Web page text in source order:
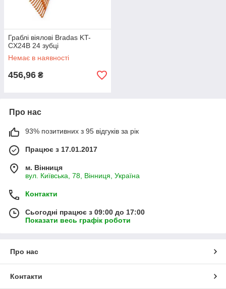
Граблі віялові Bradas KT-
CX24B 24 зубці
Немає в наявності
456,96 ₴
Про нас
93% позитивних з 95 відгуків за рік
Працює з 17.01.2017
м. Вінниця
вул. Київська, 78, Вінниця, Україна
Контакти
Сьогодні працює з 09:00 до 17:00
Показати весь графік роботи
Про нас
Контакти